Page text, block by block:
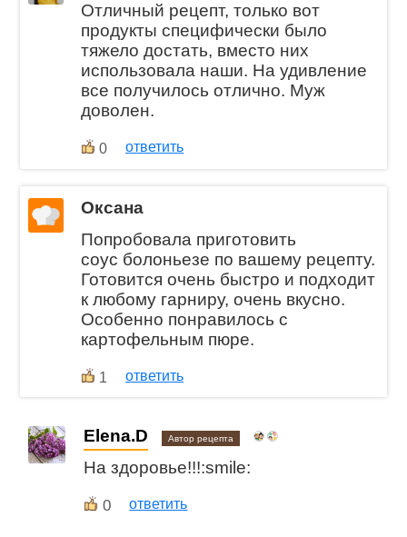
Отличный рецепт, только вот
продукты специфически было
тяжело достать, вместо них
использовала наши. На удивление
все получилось отлично. Муж
доволен.
0 ответить
Оксана
Попробовала приготовить
соус болоньезе по вашему рецепту.
Готовится очень быстро и подходит
к любому гарниру, очень вкусно.
Особенно понравилось с
картофельным пюре.
1 ответить
Elena.D Автор рецепта
На здоровье!!!:smile:
0 ответить